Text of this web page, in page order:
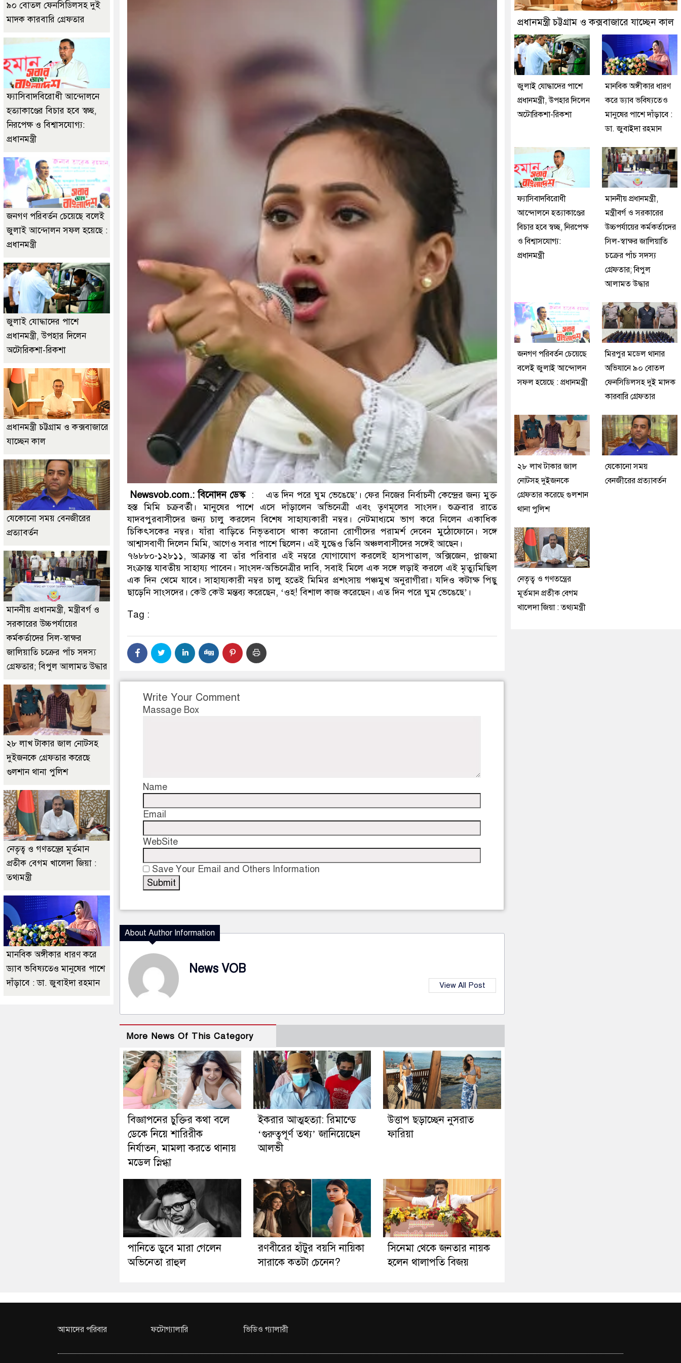
নেতৃত্ব ও গণতন্ত্রের মূর্তমান প্রতীক বেগম খালেদা জিয়া : তথ্যমন্ত্রী
Newsvob.com.: বিনোদন ডেস্ক : এত দিন পরে ঘুম ভেঙেছে’। ফের নিজের নির্বাচনী কেন্দ্রের জন্য মুক্ত
হস্ত মিমি চক্রবর্তী। মানুষের পাশে এসে দাঁড়ালেন অভিনেত্রী এবং তৃণমূলের সাংসদ। শুক্রবার রাতে
যাদবপুরবাসীদের জন্য চালু করলেন বিশেষ সাহায্যকারী নম্বর। নেটমাধ্যমে ভাগ করে নিলেন একাধিক
চিকিৎসকের নম্বর। যাঁরা বাড়িতে নিভৃতবাসে থাকা করোনা রোগীদের পরামর্শ দেবেন মুঠোফোনে। সঙ্গে
আশ্বাসবাণী দিলেন মিমি, আগেও সবার পাশে ছিলেন। এই যুদ্ধেও তিনি অঞ্চলবাসীদের সঙ্গেই আছেন।
৭৬৮৮০-১২৮১১, আক্রান্ত বা তাঁর পরিবার এই নম্বরে যোগাযোগ করলেই হাসপাতাল, অক্সিজেন, প্লাজমা
সংক্রান্ত যাবতীয় সাহায্য পাবেন। সাংসদ-অভিনেত্রীর দাবি, সবাই মিলে এক সঙ্গে লড়াই করলে এই মৃত্যুমিছিল
এক দিন থেমে যাবে। সাহায্যকারী নম্বর চালু হতেই মিমির প্রশংসায় পঞ্চমুখ অনুরাগীরা। যদিও কটাক্ষ পিছু
ছাড়েনি সাংসদের। কেউ কেউ মন্তব্য করেছেন, ‘ওহ! বিশাল কাজ করেছেন। এত দিন পরে ঘুম ভেঙেছে’।
Tag :
Write Your Comment
Massage Box
Name
Email
WebSite
Save Your Email and Others Information
About Author Information
News VOB
View All Post
More News Of This Category
বিজ্ঞাপনের চুক্তির কথা বলে
ডেকে নিয়ে শারিরীক
নির্যাতন, মামলা করতে থানায়
মডেল স্নিগ্ধা
ইকরার আত্মহত্যা: রিমান্ডে
‘গুরুত্বপূর্ণ তথ্য’ জানিয়েছেন
আলভী
উত্তাপ ছড়াচ্ছেন নুসরাত
ফারিয়া
পানিতে ডুবে মারা গেলেন
অভিনেতা রাহুল
রণবীরের হাঁটুর বয়সি নায়িকা
সারাকে কতটা চেনেন?
সিনেমা থেকে জনতার নায়ক
হলেন থালাপতি বিজয়
৯০ বোতল ফেনসিডিলসহ দুই
মাদক কারবারি গ্রেফতার
ফ্যাসিবাদবিরোধী আন্দোলনে
হত্যাকাণ্ডের বিচার হবে স্বচ্ছ,
নিরপেক্ষ ও বিশ্বাসযোগ্য:
প্রধানমন্ত্রী
জনগণ পরিবর্তন চেয়েছে বলেই
জুলাই আন্দোলন সফল হয়েছে :
প্রধানমন্ত্রী
জুলাই যোদ্ধাদের পাশে
প্রধানমন্ত্রী, উপহার দিলেন
অটোরিকশা-রিকশা
প্রধানমন্ত্রী চট্টগ্রাম ও কক্সবাজারে
যাচ্ছেন কাল
যেকোনো সময় বেনজীরের
প্রত্যাবর্তন
মাননীয় প্রধানমন্ত্রী, মন্ত্রীবর্গ ও
সরকারের উচ্চপর্যায়ের
কর্মকর্তাদের সিল-স্বাক্ষর
জালিয়াতি চক্রের পাঁচ সদস্য
গ্রেফতার; বিপুল আলামত উদ্ধার
২৮ লাখ টাকার জাল নোটসহ
দুইজনকে গ্রেফতার করেছে
গুলশান থানা পুলিশ
নেতৃত্ব ও গণতন্ত্রের মূর্তমান
প্রতীক বেগম খালেদা জিয়া :
তথ্যমন্ত্রী
মানবিক অঙ্গীকার ধারণ করে
ড্যাব ভবিষ্যতেও মানুষের পাশে
দাঁড়াবে : ডা. জুবাইদা রহমান
প্রধানমন্ত্রী চট্টগ্রাম ও কক্সবাজারে যাচ্ছেন কাল
জুলাই যোদ্ধাদের পাশে
প্রধানমন্ত্রী, উপহার দিলেন
অটোরিকশা-রিকশা
মানবিক অঙ্গীকার ধারণ
করে ড্যাব ভবিষ্যতেও
মানুষের পাশে দাঁড়াবে :
ডা. জুবাইদা রহমান
ফ্যাসিবাদবিরোধী
আন্দোলনে হত্যাকাণ্ডের
বিচার হবে স্বচ্ছ, নিরপেক্ষ
ও বিশ্বাসযোগ্য:
প্রধানমন্ত্রী
মাননীয় প্রধানমন্ত্রী,
মন্ত্রীবর্গ ও সরকারের
উচ্চপর্যায়ের কর্মকর্তাদের
সিল-স্বাক্ষর জালিয়াতি
চক্রের পাঁচ সদস্য
গ্রেফতার; বিপুল
আলামত উদ্ধার
জনগণ পরিবর্তন চেয়েছে
বলেই জুলাই আন্দোলন
সফল হয়েছে : প্রধানমন্ত্রী
মিরপুর মডেল থানার
অভিযানে ৯০ বোতল
ফেনসিডিলসহ দুই মাদক
কারবারি গ্রেফতার
২৮ লাখ টাকার জাল
নোটসহ দুইজনকে
গ্রেফতার করেছে গুলশান
থানা পুলিশ
যেকোনো সময়
বেনজীরের প্রত্যাবর্তন
নেতৃত্ব ও গণতন্ত্রের
মূর্তমান প্রতীক বেগম
খালেদা জিয়া : তথ্যমন্ত্রী
আমাদের পরিবার ফটোগ্যালারি ভিডিও গ্যালারী